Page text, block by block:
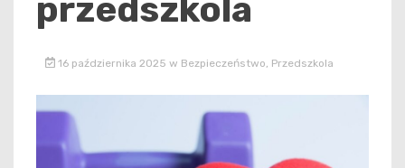
przedszkola
16 października 2025 w Bezpieczeństwo Przedszkola